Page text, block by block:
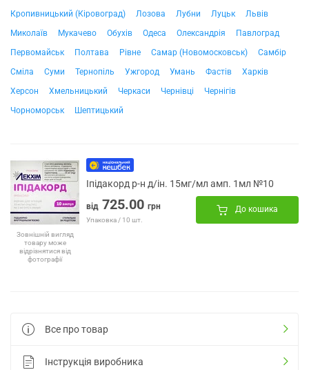
Кропивницький (Кіровоград)
Лозова Лубни Луцьк
Львів
Миколаїв
Мукачево Обухів Одеса Олександрія
Павлоград
Первомайськ
Полтава Рівне Самар (Новомосковськ)
Самбір
Сміла
Суми Тернопіль Ужгород Умань Фастів
Харків
Херсон
Хмельницький Черкаси Чернівці
Чернігів
Чорноморськ
Шептицький
Зовнішній вигляд
товару може
відрізнятися від
фотографії
Іпідакорд р-н д/ін. 15мг/мл амп. 1мл №10
від 725.00 грн
Упаковка / 10 шт.
До кошика
Все про товар
Інструкція виробника